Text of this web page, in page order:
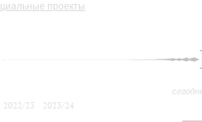
проекты
2022/23
2023/24